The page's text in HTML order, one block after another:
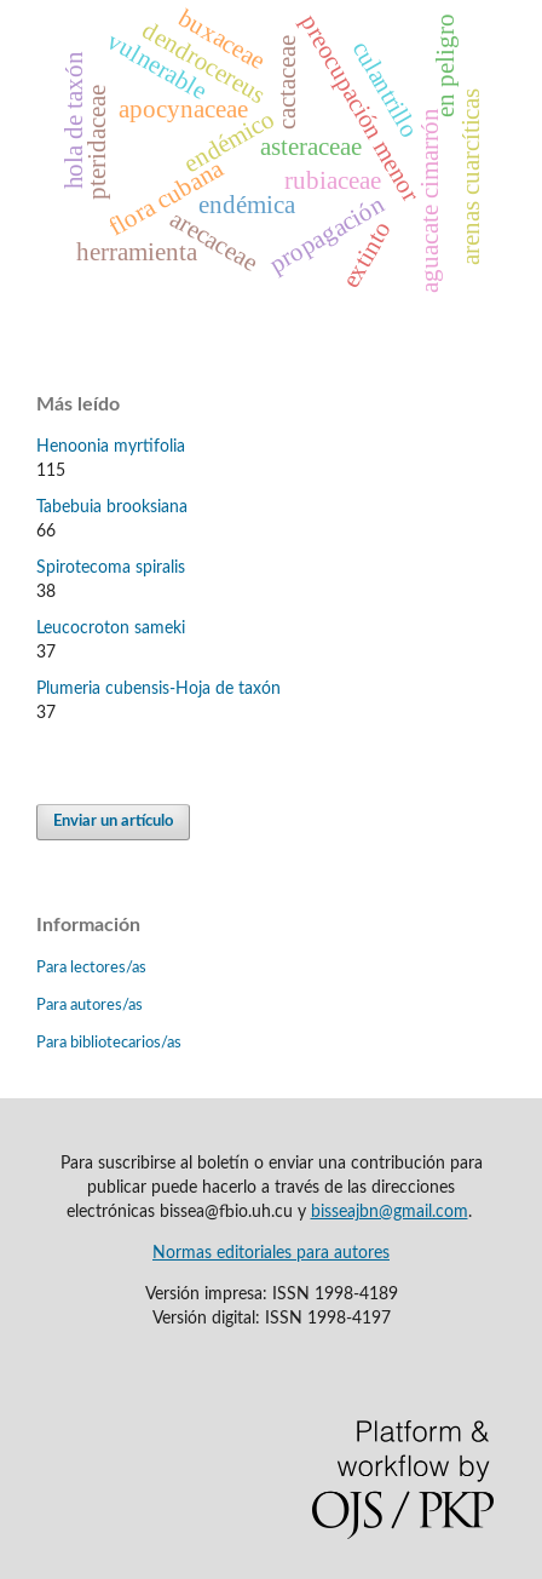
asteraceae
endémico
flora cubana preocupación menor
rubiaceae
apocynaceae
endémica
arecaceae aguacate cimarrón
cactaceae
dendrocereus
propagación
culantrillo en peligro
pteridaceae
hola de taxón
herramienta
vulnerable
extinto arenas cuarcíticas
buxaceae
Más leído
Henoonia myrtifolia
115
Tabebuia brooksiana
66
Spirotecoma spiralis
38
Leucocroton sameki
37
Plumeria cubensis-Hoja de taxón
37
Enviar un artículo
Información
Para lectores/as
Para autores/as
Para bibliotecarios/as
Para suscribirse al boletín o enviar una contribución para
publicar puede hacerlo a través de las direcciones
electrónicas bissea@fbio.uh.cu y bisseajbn@gmail.com.
Normas editoriales para autores
Versión impresa: ISSN 1998-4189
Versión digital: ISSN 1998-4197